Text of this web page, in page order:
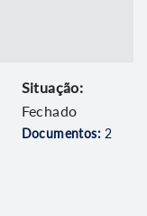
Situação:
Fechado
Documentos: 2